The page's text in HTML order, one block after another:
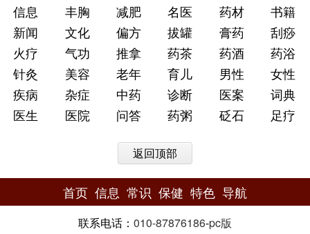
信息
丰胸 减肥 名医 药材
书籍
新闻
文化 偏方 拔罐 膏药
刮痧
火疗
气功 推拿 药茶 药酒
药浴
针灸
美容 老年 育儿 男性
女性
疾病
杂症 中药 诊断 医案
词典
医生
医院 问答 药粥 砭石 足疗
返回顶部
首页 信息 常识 保健 特色 导航
联系电话： 010-87876186-pc版